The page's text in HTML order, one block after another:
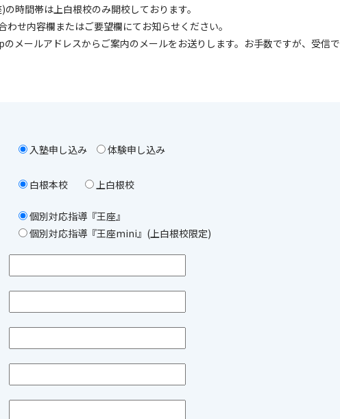
時間帯は上白根校のみ開校しております。
せ内容欄またはご要望欄にてお知らせください。
メールアドレスからご案内のメールをお送りします。お手数ですが、受信で
入塾申し込み 体験申し込み
白根本校 上白根校
個別対応指導『王座』
個別対応指導『王座mini』(上白根校限定)